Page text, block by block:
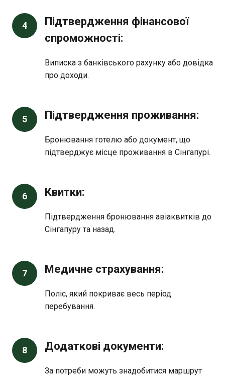
4
Підтвердження фінансової
спроможності:
Виписка з банківського рахунку або довідка
про доходи.
5 Підтвердження проживання:
Бронювання готелю або документ, що
підтверджує місце проживання в Сінгапурі.
6 Квитки:
Підтвердження бронювання авіаквитків до
Сінгапуру та назад.
7 Медичне страхування:
Поліс, який покриває весь період
перебування.
8 Додаткові документи:
За потреби можуть знадобитися маршрут